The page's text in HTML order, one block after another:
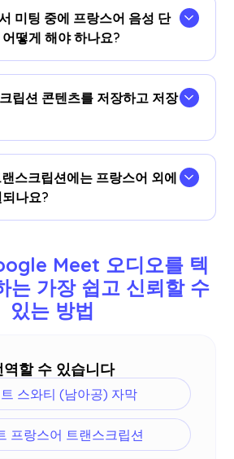
설정하고 Google Meet에서 실
을 텍스트로 변환할 수 있습니
미팅 중에 프랑스어 음성 단
떻게 해야 하나요?
텍스트를 강조 표시하고 마우스
한 다음 'Google 검색 대상
'을 선택하여 의미를 찾아보세
립션 콘텐츠를 저장하고 저장
도구에서 문서의 사본을 보고, 복
도 있습니다.
스크립션에는 프랑스어 외에
나요?
어, 노르웨이어, 이탈리아어, 버마
핀어, 스와힐리어, 헝가리어 등 77
니다.더.
Meet 오디오를 텍
는 가장 쉽고 신뢰할 수
있는 방법
역할 수 있습니다
스와티 (남아공) 자막
프랑스어 트랜스크립션